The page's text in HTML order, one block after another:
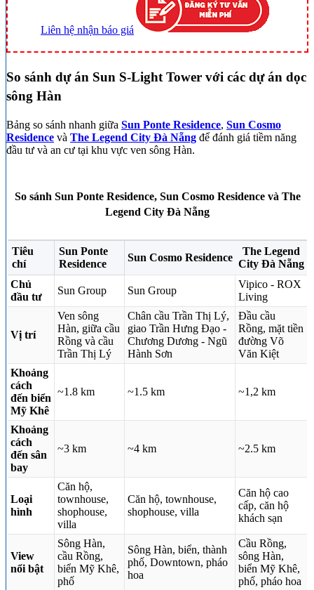
Liên hệ nhận báo giá
So sánh dự án Sun S-Light Tower với các dự án dọc
sông Hàn
Bảng so sánh nhanh giữa Sun Ponte Residence, Sun Cosmo
Residence và The Legend City Đà Nẵng để đánh giá tiềm năng
đầu tư và an cư tại khu vực ven sông Hàn.
So sánh Sun Ponte Residence, Sun Cosmo Residence và The
Legend City Đà Nẵng
Tiêu
chí
Sun Ponte
Residence
Sun Cosmo Residence
The Legend
City Đà Nẵng
Chủ
đầu tư
Sun Group Sun Group
Vipico - ROX
Living
Vị trí
Ven sông
Hàn, giữa cầu
Rồng và cầu
Trần Thị Lý
Chân cầu Trần Thị Lý,
giao Trần Hưng Đạo -
Chương Dương - Ngũ
Hành Sơn
Đầu cầu
Rồng, mặt tiền
đường Võ
Văn Kiệt
Khoảng
cách
đến biển
Mỹ Khê
~1.8 km ~1.5 km ~1,2 km
Khoảng
cách
đến sân
bay
~3 km ~4 km ~2.5 km
Loại
hình
Căn hộ,
townhouse,
shophouse,
villa
Căn hộ, townhouse,
shophouse, villa
Căn hộ cao
cấp, căn hộ
khách sạn
View
nổi bật
Sông Hàn,
cầu Rồng,
biển Mỹ Khê,
phố
Sông Hàn, biển, thành
phố, Downtown, pháo
hoa
Cầu Rồng,
sông Hàn,
biển Mỹ Khê,
phố, pháo hoa